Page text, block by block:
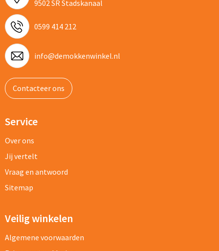
9502 SR Stadskanaal
0599 414 212
info@demokkenwinkel.nl
Contacteer ons
Service
Over ons
Jij vertelt
Vraag en antwoord
Sitemap
Veilig winkelen
Algemene voorwaarden